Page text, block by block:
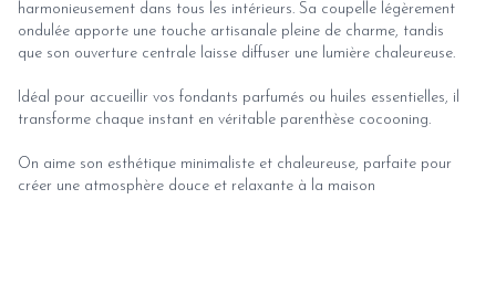
harmonieusement dans tous les intérieurs. Sa coupelle légèrement
ondulée apporte une touche artisanale pleine de charme, tandis
que son ouverture centrale laisse diffuser une lumière chaleureuse.
Idéal pour accueillir vos fondants parfumés ou huiles essentielles, il
transforme chaque instant en véritable parenthèse cocooning.
On aime son esthétique minimaliste et chaleureuse, parfaite pour
créer une atmosphère douce et relaxante à la maison